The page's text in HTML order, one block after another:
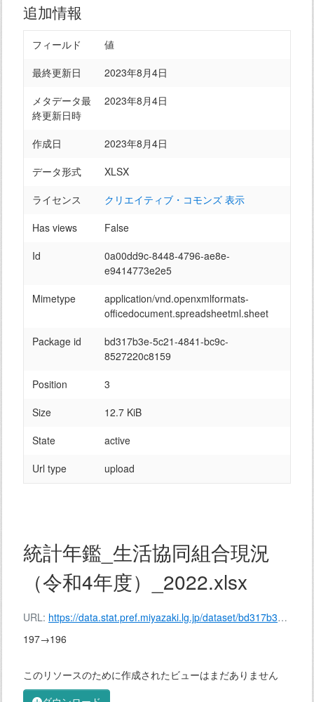
統計年鑑_生活協同組合現況
（令和4年度）_2022.xlsx
URL: https://data.stat.pref.miyazaki.lg.jp/dataset/bd317b3e-5c21-4841-bc9c-8527220c8159/resource/0a00dd9c-8448-4796-ae8e-e9414773e2e5/download/139-196.xlsx
197→196
このリソースのために作成されたビューはまだありません
追加情報
フィールド
値
最終更新日
2023年8月4日
メタデータ最
終更新日時
2023年8月4日
作成日
2023年8月4日
データ形式
XLSX
ライセンス
クリエイティブ・コモンズ 表示
Has views
False
Id
0a00dd9c-8448-4796-ae8e-
e9414773e2e5
Mimetype
application/vnd.openxmlformats-
officedocument.spreadsheetml.sheet
Package id
bd317b3e-5c21-4841-bc9c-
8527220c8159
Position
3
Size
12.7 KiB
State
active
Url type
upload